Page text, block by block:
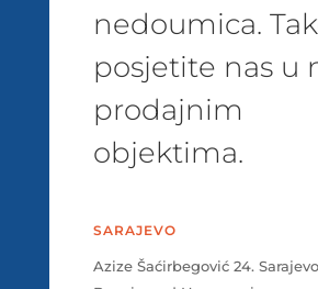
nedoumica.
posjetite nas u
prodajnim
objektima.
SARAJEVO
Azize Šaćirbegović 24.